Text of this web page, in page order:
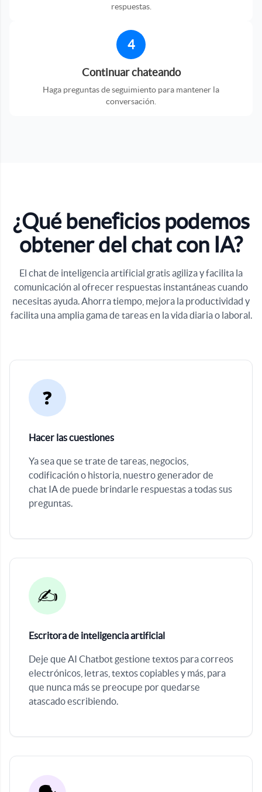
respuestas.
4
Continuar chateando
Haga preguntas de seguimiento para mantener la
conversación.
¿Qué beneficios podemos
obtener del chat con IA?
El chat de inteligencia artificial gratis agiliza y facilita la
comunicación al ofrecer respuestas instantáneas cuando
necesitas ayuda. Ahorra tiempo, mejora la productividad y
facilita una amplia gama de tareas en la vida diaria o laboral.
❓
Hacer las cuestiones
Ya sea que se trate de tareas, negocios,
codificación o historia, nuestro generador de
chat IA de puede brindarle respuestas a todas sus
preguntas.
✍️
Escritora de inteligencia artificial
Deje que AI Chatbot gestione textos para correos
electrónicos, letras, textos copiables y más, para
que nunca más se preocupe por quedarse
atascado escribiendo.